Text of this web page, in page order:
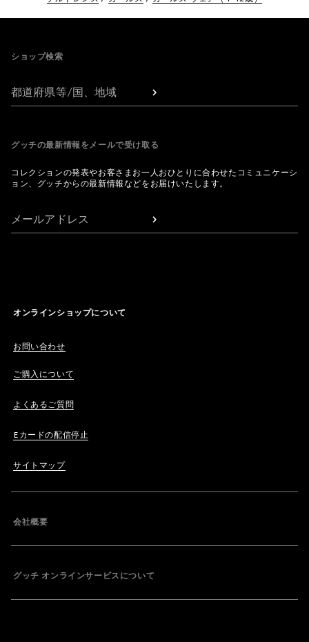
ショップ検索
都道府県等/国、地域
グッチの最新情報をメールで受け取る
コレクションの発表やお客さまお一人おひとりに合わせたコミュニケーシ
ョン、グッチからの最新情報などをお届けいたします。
メールアドレス
オンラインショップについて
お問い合わせ
ご購入について
よくあるご質問
Eカードの配信停止
サイトマップ
会社概要
グッチ オンラインサービスについて